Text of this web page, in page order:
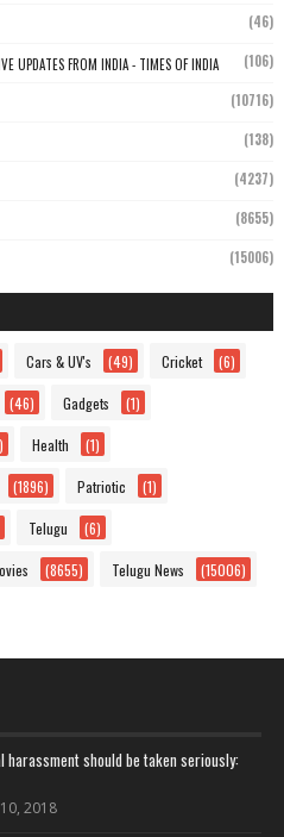
(46)
UPDATES FROM INDIA - TIMES OF INDIA (106)
(10716)
(138)
(4237)
(8655)
(15006)
Cars & UV's (49) Cricket (6)
(46) Gadgets (1)
Health (1)
(1896) Patriotic (1)
Telugu (6)
(8655) Telugu News (15006)
harassment should be taken seriously:
2018